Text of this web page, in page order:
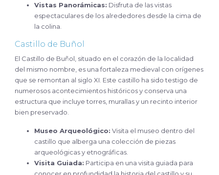
Vistas Panorámicas: Disfruta de las vistas
espectaculares de los alrededores desde la cima de
la colina.
Castillo de Buñol
El Castillo de Buñol, situado en el corazón de la localidad
del mismo nombre, es una fortaleza medieval con orígenes
que se remontan al siglo XI. Este castillo ha sido testigo de
numerosos acontecimientos históricos y conserva una
estructura que incluye torres, murallas y un recinto interior
bien preservado.
Museo Arqueológico: Visita el museo dentro del
castillo que alberga una colección de piezas
arqueológicas y etnográficas.
Visita Guiada: Participa en una visita guiada para